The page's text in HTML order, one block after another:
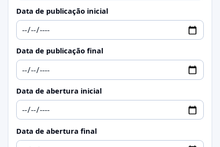
Data de publicação inicial
Data de publicação final
Data de abertura inicial
Data de abertura final